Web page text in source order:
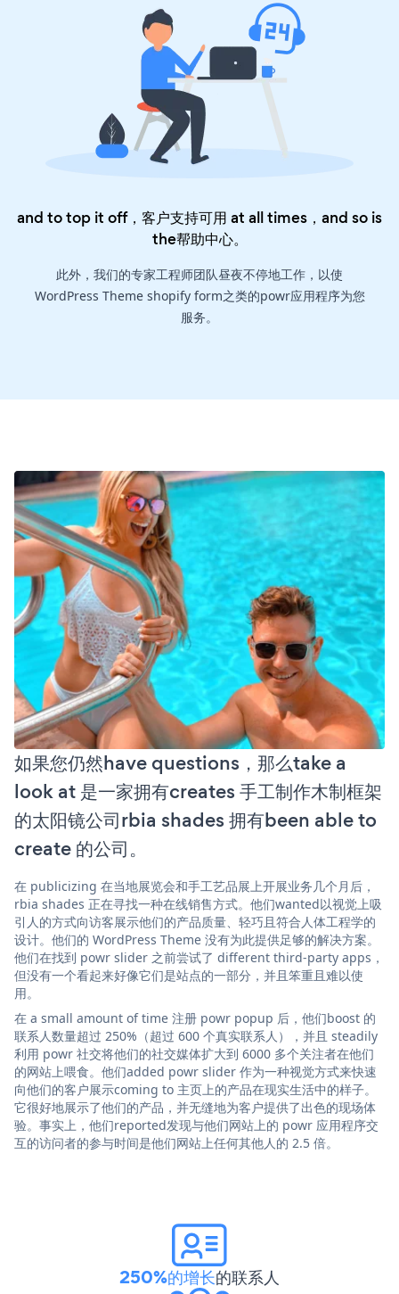
and to top it off，客户支持可用 at all times，and so is
the帮助中心。
此外，我们的专家工程师团队昼夜不停地工作，以使
WordPress Theme shopify form之类的powr应用程序为您
服务。
如果您仍然have questions，那么take a
look at 是一家拥有creates 手工制作木制框架
的太阳镜公司rbia shades 拥有been able to
create 的公司。
在 publicizing 在当地展览会和手工艺品展上开展业务几个月后，
rbia shades 正在寻找一种在线销售方式。他们wanted以视觉上吸
引人的方式向访客展示他们的产品质量、轻巧且符合人体工程学的
设计。他们的 WordPress Theme 没有为此提供足够的解决方案。
他们在找到 powr slider 之前尝试了 different third-party apps，
但没有一个看起来好像它们是站点的一部分，并且笨重且难以使
用。
在 a small amount of time 注册 powr popup 后，他们boost 的
联系人数量超过 250%（超过 600 个真实联系人），并且 steadily
利用 powr 社交将他们的社交媒体扩大到 6000 多个关注者在他们
的网站上喂食。他们added powr slider 作为一种视觉方式来快速
向他们的客户展示coming to 主页上的产品在现实生活中的样子。
它很好地展示了他们的产品，并无缝地为客户提供了出色的现场体
验。事实上，他们reported发现与他们网站上的 powr 应用程序交
互的访问者的参与时间是他们网站上任何其他人的 2.5 倍。
250%的增长的联系人